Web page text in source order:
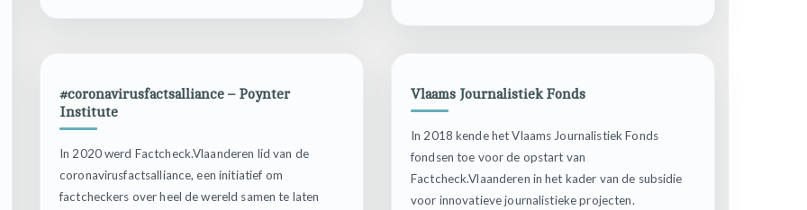
#coronavirusfactsalliance – Poynter
Institute
In 2020 werd Factcheck.Vlaanderen lid van de
coronavirusfactsalliance, een initiatief om
factcheckers over heel de wereld samen te laten
Vlaams Journalistiek Fonds
In 2018 kende het Vlaams Journalistiek Fonds
fondsen toe voor de opstart van
Factcheck.Vlaanderen in het kader van de subsidie
voor innovatieve journalistieke projecten.